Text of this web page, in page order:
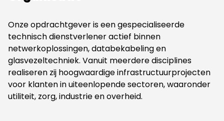
Onze opdrachtgever is een gespecialiseerde
technisch dienstverlener actief binnen
netwerkoplossingen, databekabeling en
glasvezeltechniek. Vanuit meerdere disciplines
realiseren zij hoogwaardige infrastructuurprojecten
voor klanten in uiteenlopende sectoren, waaronder
utiliteit, zorg, industrie en overheid.